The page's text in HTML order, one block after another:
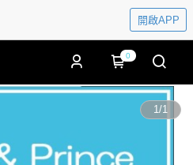
開啟APP
0
1/1